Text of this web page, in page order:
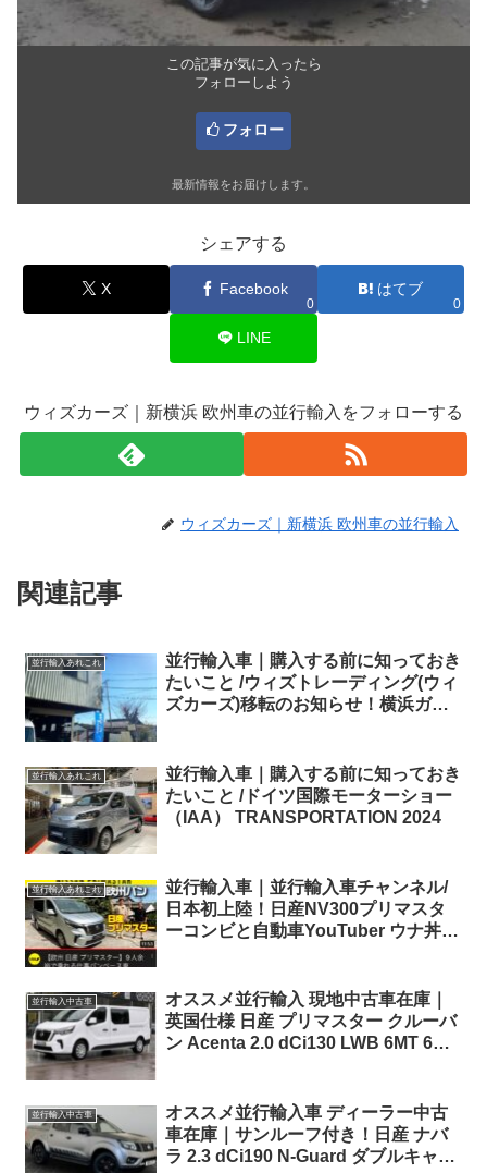
この記事が気に入ったら
フォローしよう
フォロー
最新情報をお届けします。
シェアする
X Facebook
0
はてブ
0
LINE
ウィズカーズ｜新横浜 欧州車の並行輸入をフォローする
ウィズカーズ｜新横浜 欧州車の並行輸入
関連記事
並行輸入あれこれ
並行輸入車｜購入する前に知っておき
たいこと /ウィズトレーディング(ウィ
ズカーズ)移転のお知らせ！横浜ガレ
並行輸入あれこれ
並行輸入車｜購入する前に知っておき
たいこと /ドイツ国際モーターショー
（IAA） TRANSPORTATION 2024
並行輸入あれこれ
並行輸入車｜並行輸入車チャンネル/
日本初上陸！日産NV300プリマスタ
ーコンビと自動車YouTuber ウナ丼さ
並行輸入中古車
オススメ並行輸入 現地中古車在庫｜
英国仕様 日産 プリマスター クルーバ
ン Acenta 2.0 dCi130 LWB 6MT 6人
並行輸入中古車
オススメ並行輸入車 ディーラー中古
車在庫｜サンルーフ付き！日産 ナバ
ラ 2.3 dCi190 N-Guard ダブルキャブ